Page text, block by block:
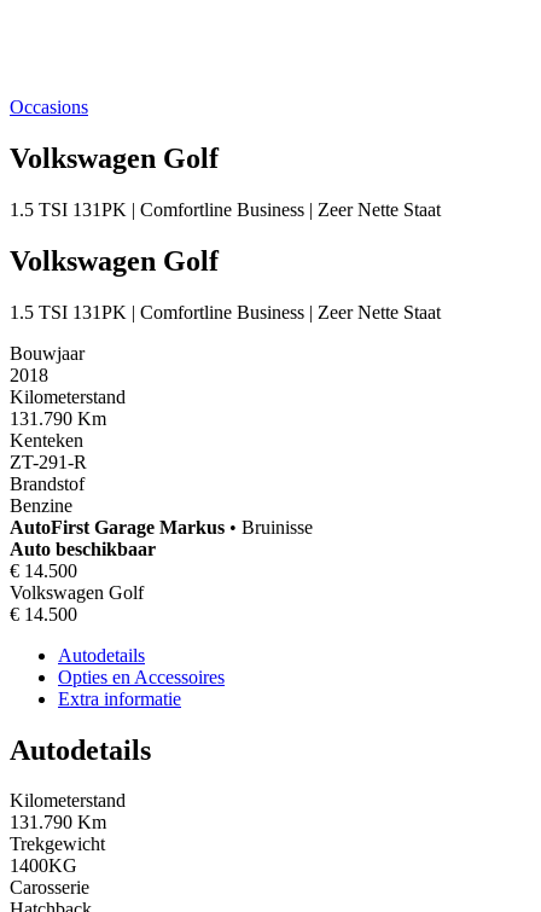
Occasions
Volkswagen Golf
1.5 TSI 131PK | Comfortline Business | Zeer Nette Staat
Volkswagen Golf
1.5 TSI 131PK | Comfortline Business | Zeer Nette Staat
Bouwjaar
2018
Kilometerstand
131.790 Km
Kenteken
ZT-291-R
Brandstof
Benzine
AutoFirst Garage Markus • Bruinisse
Auto beschikbaar
€ 14.500
Volkswagen Golf
€ 14.500
Autodetails
Opties en Accessoires
Extra informatie
Autodetails
Kilometerstand
131.790 Km
Trekgewicht
1400KG
Carosserie